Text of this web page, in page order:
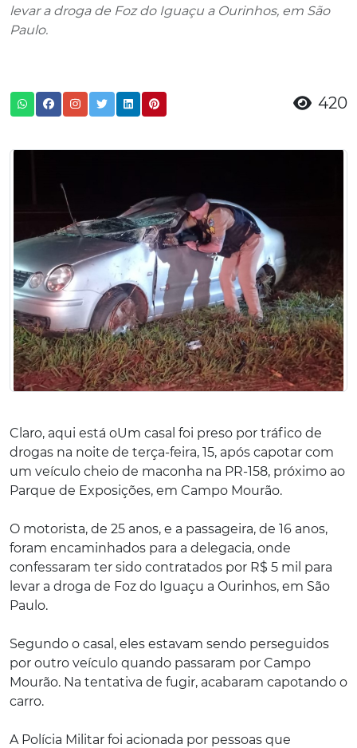
levar a droga de Foz do Iguaçu a Ourinhos, em São
Paulo.
420
Claro, aqui está oUm casal foi preso por tráfico de
drogas na noite de terça-feira, 15, após capotar com
um veículo cheio de maconha na PR-158, próximo ao
Parque de Exposições, em Campo Mourão.
O motorista, de 25 anos, e a passageira, de 16 anos,
foram encaminhados para a delegacia, onde
confessaram ter sido contratados por R$ 5 mil para
levar a droga de Foz do Iguaçu a Ourinhos, em São
Paulo.
Segundo o casal, eles estavam sendo perseguidos
por outro veículo quando passaram por Campo
Mourão. Na tentativa de fugir, acabaram capotando o
carro.
A Polícia Militar foi acionada por pessoas que